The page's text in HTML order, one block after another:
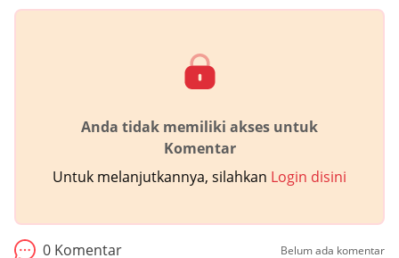
Anda tidak memiliki akses untuk
Komentar
Untuk melanjutkannya, silahkan Login disini
0 Komentar Belum ada komentar